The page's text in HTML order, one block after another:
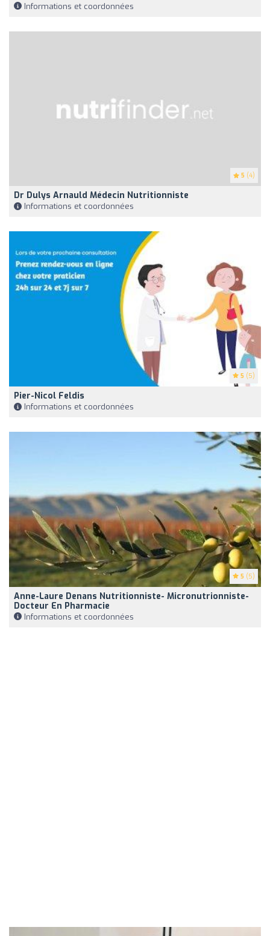
Informations et coordonnées
5 (4)
Dr Dulys Arnauld Médecin Nutritionniste
Informations et coordonnées
5 (5)
Pier-Nicol Feldis
Informations et coordonnées
5 (5)
Anne-Laure Denans Nutritionniste- Micronutrionniste-
Docteur En Pharmacie
Informations et coordonnées